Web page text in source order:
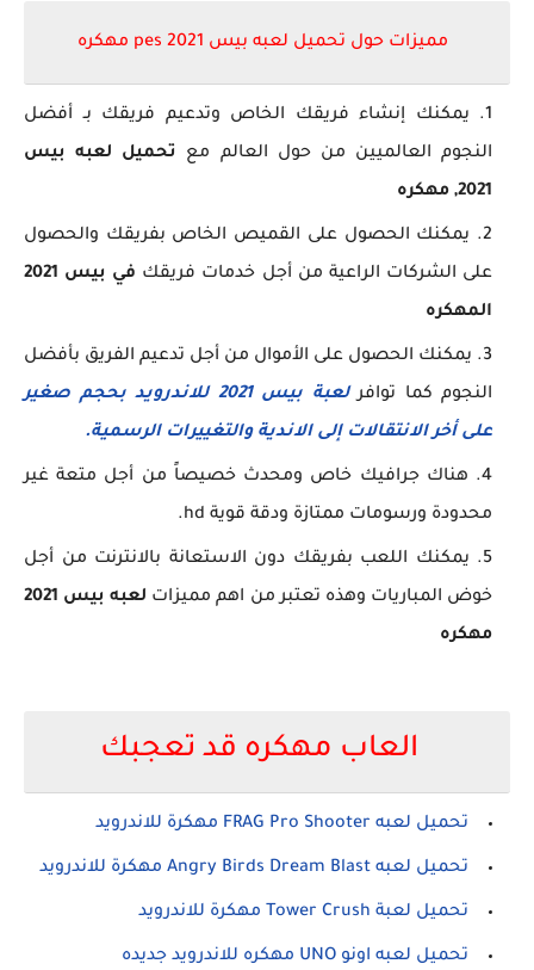
مميزات حول تحميل لعبه بيس pes 2021 مهكره
يمكنك إنشاء فريقك الخاص وتدعيم فريقك بـ أفضل
النجوم العالميين من حول العالم مع
تحميل لعبه بيس
2021, مهكره
يمكنك الحصول على القميص الخاص بفريقك والحصول
على الشركات الراعية من أجل خدمات فريقك
في بيس 2021
المهكره
يمكنك الحصول على الأموال من أجل تدعيم الفريق بأفضل
النجوم كما توافر
لعبة بيس 2021 للاندرويد بحجم صغير
على أخر الانتقالات إلى الاندية والتغييرات الرسمية.
هناك جرافيك خاص ومحدث خصيصاً من أجل متعة غير
محدودة ورسومات ممتازة ودقة قوية hd.
يمكنك اللعب بفريقك دون الاستعانة بالانترنت من أجل
خوض المباريات وهذه تعتبر من اهم مميزات
لعبه بيس 2021
مهكره
العاب مهكره قد تعجبك
تحميل لعبه FRAG Pro Shooter مهكرة للاندرويد
تحميل لعبه Angry Birds Dream Blast مهكرة للاندرويد
تحميل لعبة Tower Crush مهكرة للاندرويد
تحميل لعبه اونو UNO مهكره للاندرويد جديده